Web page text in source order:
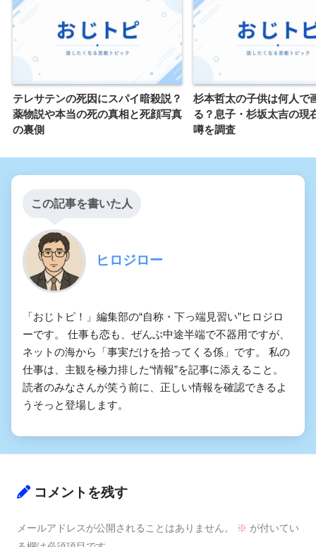
テレサテンの死因にスパイ暗殺説？
薬物説や本当の死の真相と死顔写真
の裏側
杉本哲太の子供は何人で
る？息子・杉坂太吉の現
噂を調査
この記事を書いた人
ヒロジロー
「おじトピ！」編集部の“自称・下っ端見習い”ヒロジロ
ーです。 仕事も恋も、ぜんぶ中途半端で不器用ですが、
ネットの海から「事実だけを拾ってくる係」です。 私の
仕事は、主観を極力排した“情報”を記事に添えること。
読者のみなさんが笑う前に、正しい情報を確認できるよ
うそっと登場します。
コメントを残す
メールアドレスが公開されることはありません。 ※ が付いてい